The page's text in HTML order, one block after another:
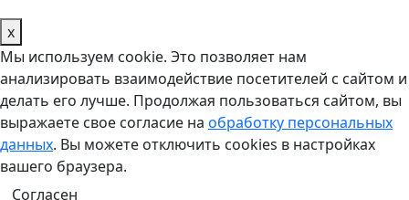
x
Мы используем cookie. Это позволяет нам
анализировать взаимодействие посетителей с сайтом и
делать его лучше. Продолжая пользоваться сайтом, вы
выражаете свое согласие на обработку персональных
данных. Вы можете отключить cookies в настройках
вашего браузера.
Согласен